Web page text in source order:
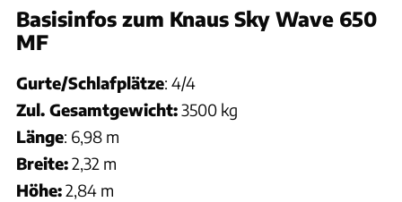
Basisinfos zum Knaus Sky Wave 650
MF
Gurte/Schlafplätze: 4/4
Zul. Gesamtgewicht:3500 kg
Länge: 6,98 m
Breite:2,32 m
Höhe:2,84 m